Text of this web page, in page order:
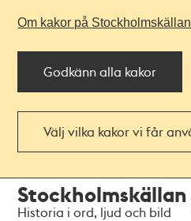
Om kakor på Stockholmskällan
Godkänn alla kakor
Välj vilka kakor vi får
navigationen
huvudinnehållet
Stockholmskällan
Historia i ord, ljud och bild